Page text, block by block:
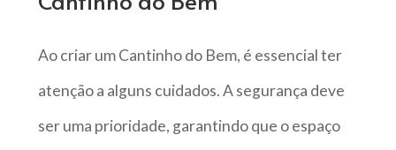
Ao criar um Cantinho do Bem, é essencial ter
atenção a alguns cuidados. A segurança deve
ser uma prioridade, garantindo que o espaço